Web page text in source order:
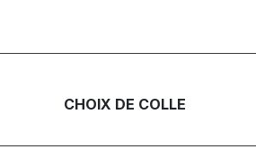
CHOIX DE COLLE